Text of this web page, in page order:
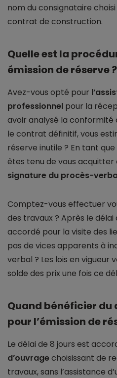
nom du consignataire
contrat de construction.
Quelle est la
émission de réserve ?
Avez-vous opté pour
professionnel pour la
avoir analysé la conformité
le contrat définitif, vous
réserve inutile ? En tant
êtes tenu de vous acquitter
signature du procès-
Comptez-vous effectuer
des travaux ? Après le délai
accordé pour la visite des
pas de vices apparents à
verbal ? Les lois en vigueur
solde des prix une fois ce
Quand bénéficier du
pour l’émission de
Le délai de 8 jours est
d’ouvragechoisissant de
travaux, sans l’assistance